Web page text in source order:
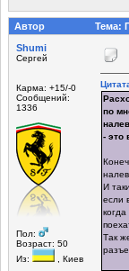
Автор
Тема:
Shumi
Сергей
Карма: +15/-0
Сообщений:
1336
Пол:
Возраст: 50
Из:
, Киев
по
- это
И
если
Так